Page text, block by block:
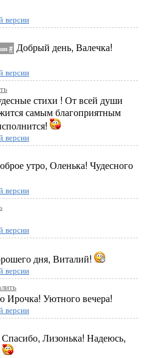
версии
# Добрый день, Валечка!
версии
стихи ! От всей души
самым благоприятным
версии
утро, Оленька! Чудесного
версии
версии
дня, Виталий!
версии
Уютного вечера!
версии
Спасибо, Лизонька! Надеюсь,